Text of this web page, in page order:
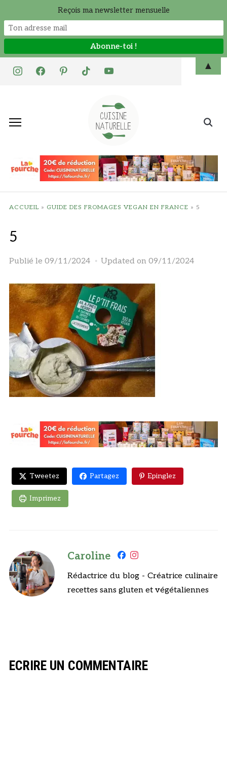
instagramfacebookpinteresttiktok youtube
Search
ACCUEIL » GUIDE DES FROMAGES VEGAN EN FRANCE » 5
5
Publié le 09/11/2024 Updated on 09/11/2024
Tweetez Partagez Epinglez
Imprimez
Caroline
Rédactrice du blog - Créatrice culinaire
recettes sans gluten et végétaliennes
ECRIRE UN COMMENTAIRE
Reçois ma newsletter mensuelle
▲